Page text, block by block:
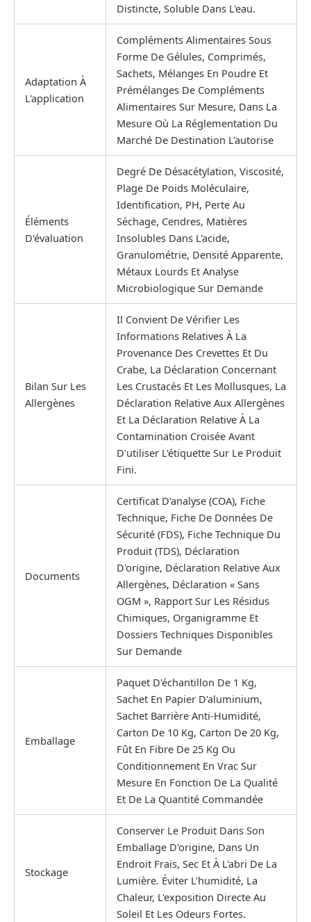
Distincte, Soluble Dans L'eau.
Adaptation À
L'application
Compléments Alimentaires Sous
Forme De Gélules, Comprimés,
Sachets, Mélanges En Poudre Et
Prémélanges De Compléments
Alimentaires Sur Mesure, Dans La
Mesure Où La Réglementation Du
Marché De Destination L'autorise
Éléments
D'évaluation
Degré De Désacétylation, Viscosité,
Plage De Poids Moléculaire,
Identification, PH, Perte Au
Séchage, Cendres, Matières
Insolubles Dans L'acide,
Granulométrie, Densité Apparente,
Métaux Lourds Et Analyse
Microbiologique Sur Demande
Bilan Sur Les
Allergènes
Il Convient De Vérifier Les
Informations Relatives À La
Provenance Des Crevettes Et Du
Crabe, La Déclaration Concernant
Les Crustacés Et Les Mollusques, La
Déclaration Relative Aux Allergènes
Et La Déclaration Relative À La
Contamination Croisée Avant
D'utiliser L'étiquette Sur Le Produit
Fini.
Documents
Certificat D'analyse (COA), Fiche
Technique, Fiche De Données De
Sécurité (FDS), Fiche Technique Du
Produit (TDS), Déclaration
D'origine, Déclaration Relative Aux
Allergènes, Déclaration « Sans
OGM », Rapport Sur Les Résidus
Chimiques, Organigramme Et
Dossiers Techniques Disponibles
Sur Demande
Emballage
Paquet D'échantillon De 1 Kg,
Sachet En Papier D'aluminium,
Sachet Barrière Anti-Humidité,
Carton De 10 Kg, Carton De 20 Kg,
Fût En Fibre De 25 Kg Ou
Conditionnement En Vrac Sur
Mesure En Fonction De La Qualité
Et De La Quantité Commandée
Stockage
Conserver Le Produit Dans Son
Emballage D'origine, Dans Un
Endroit Frais, Sec Et À L'abri De La
Lumière. Éviter L'humidité, La
Chaleur, L'exposition Directe Au
Soleil Et Les Odeurs Fortes.